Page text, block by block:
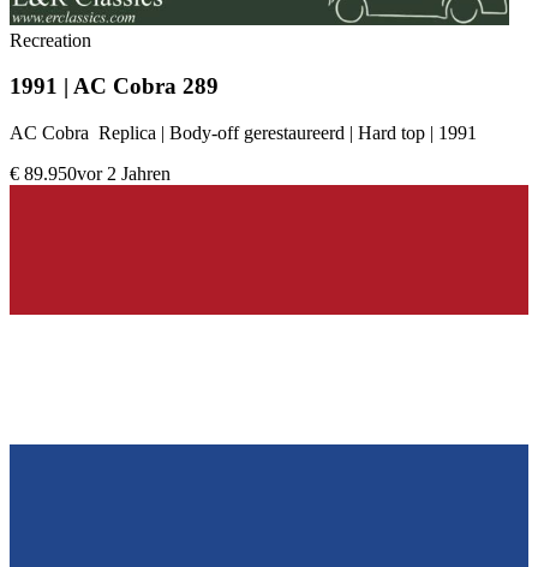
Recreation
1991 | AC Cobra 289
AC Cobra Replica | Body-off gerestaureerd | Hard top | 1991
€ 89.950vor 2 Jahren